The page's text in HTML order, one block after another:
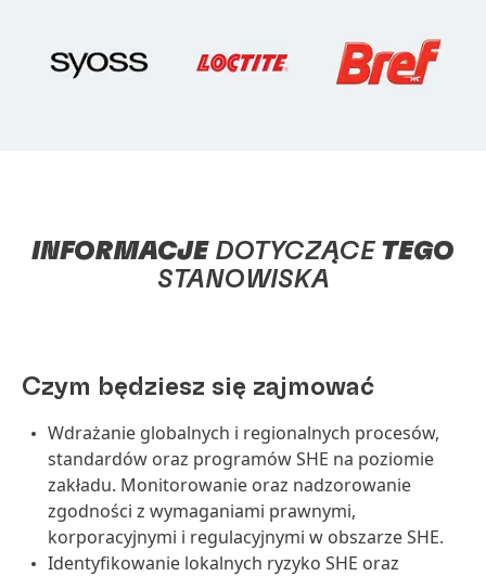
INFORMACJE DOTYCZĄCE TEGO
STANOWISKA
Czym będziesz się zajmować
Wdrażanie globalnych i regionalnych procesów,
standardów oraz programów SHE na poziomie
zakładu. Monitorowanie oraz nadzorowanie
zgodności z wymaganiami prawnymi,
korporacyjnymi i regulacyjnymi w obszarze SHE.
Identyfikowanie lokalnych ryzyko SHE oraz